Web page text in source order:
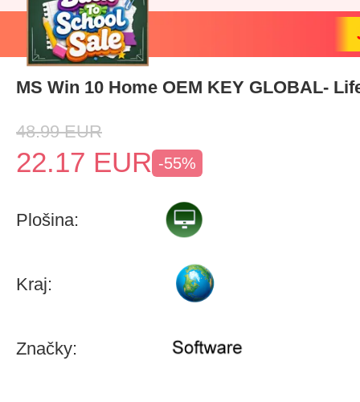
MS Win 10 Home OEM KEY GLOBAL-
48.99 EUR
22.17 EUR -55%
Plošina:
Kraj:
Značky: